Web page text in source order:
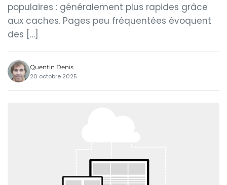
populaires : généralement plus rapides grâce
aux caches. Pages peu fréquentées évoquent
des […]
Quentin Denis
20 octobre 2025